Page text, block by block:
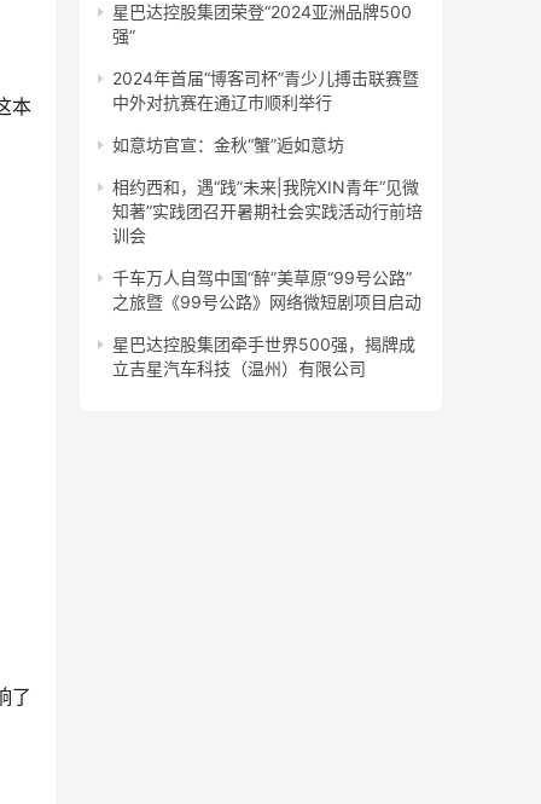
本
了
星巴达控股集团荣登“2024亚洲品牌500
强”
2024年首届“博客司杯”青少儿搏击联赛暨
中外对抗赛在通辽市顺利举行
如意坊官宣：金秋“蟹”逅如意坊
相约西和，遇“践”未来|我院XIN青年“见微
知著”实践团召开暑期社会实践活动行前培
训会
千车万人自驾中国“醉”美草原“99号公路”
之旅暨《99号公路》网络微短剧项目启动
星巴达控股集团牵手世界500强，揭牌成
立吉星汽车科技（温州）有限公司